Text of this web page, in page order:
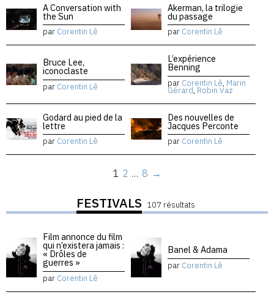
A Conversation with
the Sun
par Corentin Lê
Akerman, la trilogie
du passage
par Corentin Lê
Bruce Lee,
iconoclaste
par Corentin Lê
L’expérience
Benning
par Corentin Lê, Marin
Gérard, Robin Vaz
Godard au pied de la
lettre
par Corentin Lê
Des nouvelles de
Jacques Perconte
par Corentin Lê
1 2 … 8 →
FESTIVALS 107 résultats
Film annonce du film
qui n’existera jamais :
« Drôles de
guerres »
par Corentin Lê
Banel & Adama
par Corentin Lê